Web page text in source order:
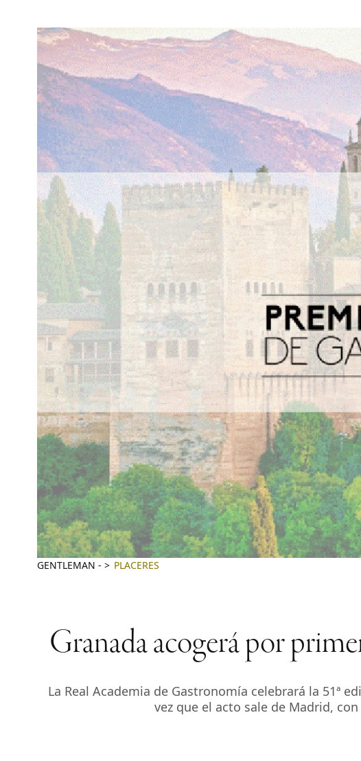
GENTLEMAN - PLACERES
Granada acogerá por
La Real Academia de Gastronomía celebrará la 51ª
vez que el acto sale de Madrid,